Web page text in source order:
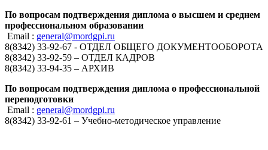
По вопросам подтверждения диплома о высшем и среднем
профессиональном образовании
Email : general@mordgpi.ru
8(8342) 33-92-67 - ОТДЕЛ ОБЩЕГО ДОКУМЕНТООБОРОТА
8(8342) 33-92-59 – ОТДЕЛ КАДРОВ
8(8342) 33-94-35 – АРХИВ
По вопросам подтверждения диплома о профессиональной
переподготовки
Email : general@mordgpi.ru
8(8342) 33-92-61 – Учебно-методическое управление